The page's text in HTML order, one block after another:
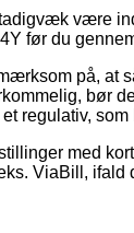
være
før du
på, at
bør
regulativ,
med
ViaBill,